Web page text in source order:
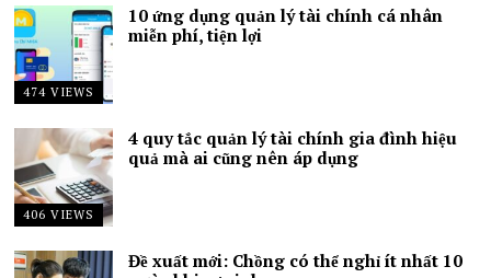
474 VIEWS
10 ứng dụng quản lý tài chính cá nhân
miễn phí, tiện lợi
406 VIEWS
4 quy tắc quản lý tài chính gia đình hiệu
quả mà ai cũng nên áp dụng
Đề xuất mới: Chồng có thể nghỉ ít nhất 10